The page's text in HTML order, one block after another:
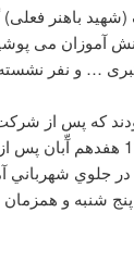
اردوگاه کرسنگ (شهید
آموزان می
… و نفر نشسته
که پس از
ماه 1357 به آمل بازگشت و در
جلوي شهرباني
شنبه و همزمان